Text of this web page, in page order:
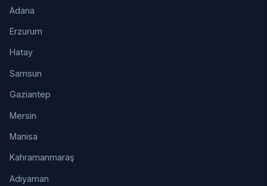
Adana
Erzurum
Hatay
Samsun
Gaziantep
Mersin
Manisa
Kahramanmaraş
Adıyaman